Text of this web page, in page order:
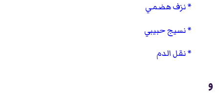
نزف هضمي
نسيج حبيبي
نقل الدم
و